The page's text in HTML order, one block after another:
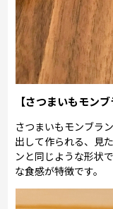
【さつまいもモンブ
さつまいもモンブラ
出して作られる、見
ンと同じような形状
な食感が特徴です。